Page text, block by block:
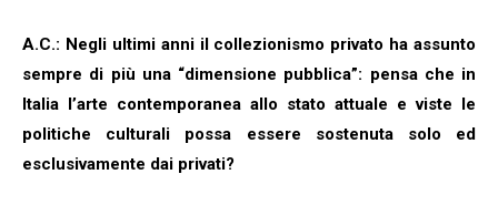
A.C.: Negli ultimi anni il collezionismo privato ha assunto
sempre di più una “dimensione pubblica”: pensa che in
Italia l’arte contemporanea allo stato attuale e viste le
politiche culturali possa essere sostenuta solo ed
esclusivamente dai privati?